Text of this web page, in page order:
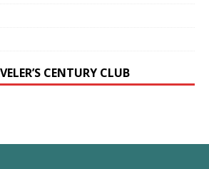
CENTURY CLUB